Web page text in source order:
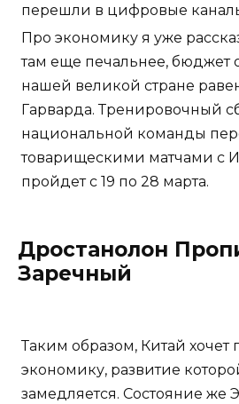
перешли в цифровые
Про экономику я уже
там еще печальнее, бюджет
нашей великой стране
Гарварда. Тренировочный
национальной команды
товарищескими матчами с
пройдет с 19 по 28 марта.
Дростанолон
Заречный
Таким образом, Китай
экономику, развитие
замедляется. Состояние же